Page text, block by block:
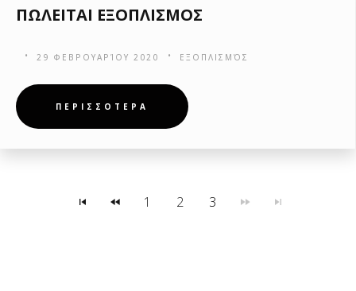
ΠΩΛΕΙΤΑΙ ΕΞΟΠΛΙΣΜΟΣ
29 ΦΕΒΡΟΥΑΡΊΟΥ 2020 ΕΞΟΠΛΙΣΜΌΣ
ΠΕΡΙΣΣΟΤΕΡΑ
1 2 3